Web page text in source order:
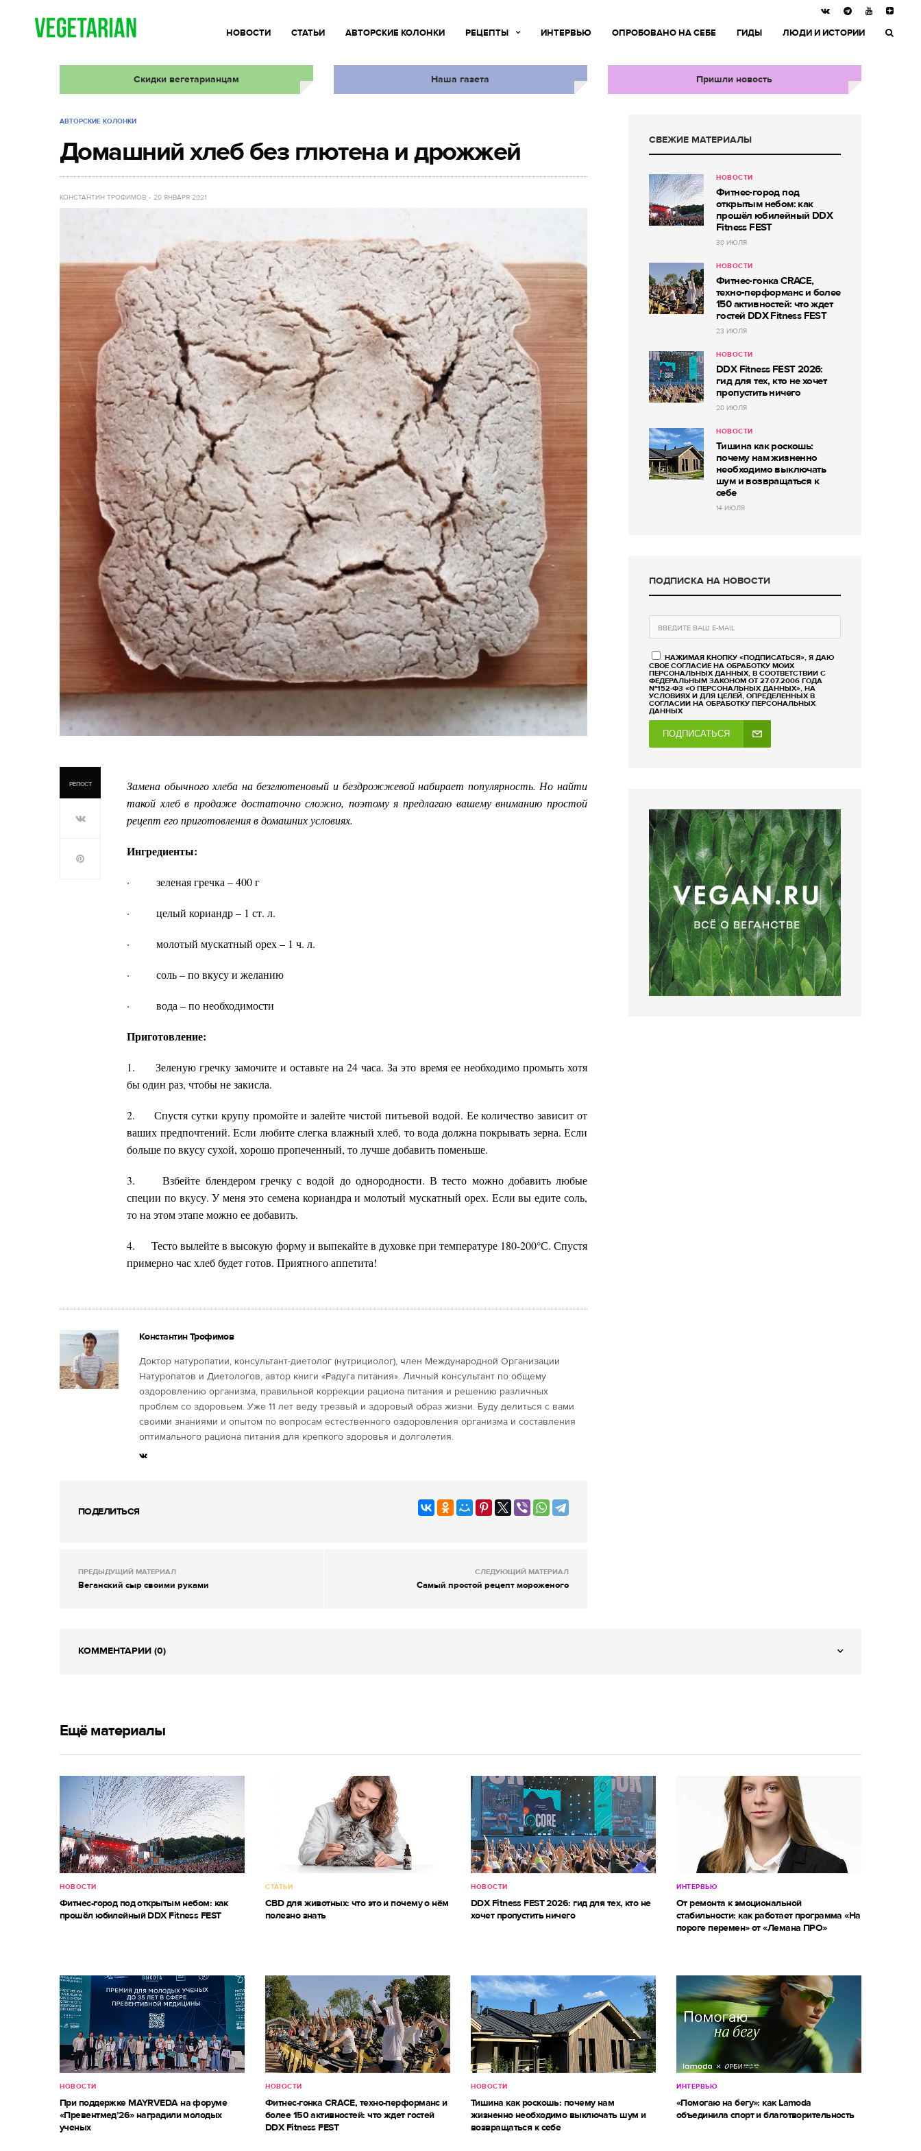
НОВОСТИ СТАТЬИ АВТОРСКИЕ КОЛОНКИ РЕЦЕПТЫ ИНТЕРВЬЮ ОПРОБОВАНО НА СЕБЕ ГИДЫ ЛЮДИ И ИСТОРИИ
Скидки вегетарианцам Наша газета Пришли новость
АВТОРСКИЕ КОЛОНКИ
Домашний хлеб без глютена и дрожжей
КОНСТАНТИН ТРОФИМОВ 20 ЯНВАРЯ 2021
РЕПОСТ
Замена обычного хлеба на безглютеновый и бездрожжевой набирает популярность. Но найти
такой хлеб в продаже достаточно сложно, поэтому я предлагаю вашему вниманию простой
рецепт его приготовления в домашних условиях.
Ингредиенты:
· зеленая гречка – 400 г
· целый кориандр – 1 ст. л.
· молотый мускатный орех – 1 ч. л.
· соль – по вкусу и желанию
· вода – по необходимости
Приготовление:
1. Зеленую гречку замочите и оставьте на 24 часа. За это время ее необходимо промыть хотя
бы один раз, чтобы не закисла.
2.Спустя сутки крупу промойте и залейте чистой питьевой водой. Ее количество зависит от
ваших предпочтений. Если любите слегка влажный хлеб, то вода должна покрывать зерна. Если
больше по вкусу сухой, хорошо пропеченный, то лучше добавить поменьше.
3.Взбейте блендером гречку с водой до однородности. В тесто можно добавить любые
специи по вкусу. У меня это семена кориандра и молотый мускатный орех. Если вы едите соль,
то на этом этапе можно ее добавить.
4.Тесто вылейте в высокую форму и выпекайте в духовке при температуре 180-200°С. Спустя
примерно час хлеб будет готов. Приятного аппетита!
Константин Трофимов
Доктор натуропатии, консультант-диетолог (нутрициолог), член Международной Организации
Натуропатов и Диетологов, автор книги «Радуга питания». Личный консультант по общему
оздоровлению организма, правильной коррекции рациона питания и решению различных
проблем со здоровьем. Уже 11 лет веду трезвый и здоровый образ жизни. Буду делиться с вами
своими знаниями и опытом по вопросам естественного оздоровления организма и составления
оптимального рациона питания для крепкого здоровья и долголетия.
ПОДЕЛИТЬСЯ
ПРЕДЫДУЩИЙ МАТЕРИАЛ
Веганский сыр своими руками
СЛЕДУЮЩИЙ МАТЕРИАЛ
Самый простой рецепт мороженого
СВЕЖИЕ МАТЕРИАЛЫ
НОВОСТИ
Фитнес-город под
открытым небом: как
прошёл юбилейный DDX
Fitness FEST
30 ИЮЛЯ
НОВОСТИ
Фитнес-гонка CRACE,
техно-перформанс и более
150 активностей: что ждет
гостей DDX Fitness FEST
23 ИЮЛЯ
НОВОСТИ
DDX Fitness FEST 2026:
гид для тех, кто не хочет
пропустить ничего
20 ИЮЛЯ
НОВОСТИ
Тишина как роскошь:
почему нам жизненно
необходимо выключать
шум и возвращаться к
себе
14 ИЮЛЯ
ПОДПИСКА НА НОВОСТИ
НАЖИМАЯ КНОПКУ «ПОДПИСАТЬСЯ», Я ДАЮ
СВОЕ СОГЛАСИЕ НА ОБРАБОТКУ МОИХ
ПЕРСОНАЛЬНЫХ ДАННЫХ, В СООТВЕТСТВИИ С
ФЕДЕРАЛЬНЫМ ЗАКОНОМ ОТ 27.07.2006 ГОДА
№152-ФЗ «О ПЕРСОНАЛЬНЫХ ДАННЫХ», НА
УСЛОВИЯХ И ДЛЯ ЦЕЛЕЙ, ОПРЕДЕЛЕННЫХ В
СОГЛАСИИ НА ОБРАБОТКУ ПЕРСОНАЛЬНЫХ
ДАННЫХ
ПОДПИСАТЬСЯ
КОММЕНТАРИИ (0)
Ещё материалы
НОВОСТИ
Фитнес-город под открытым небом: как
прошёл юбилейный DDX Fitness FEST
СТАТЬИ
CBD для животных: что это и почему о нём
полезно знать
НОВОСТИ
DDX Fitness FEST 2026: гид для тех, кто не
хочет пропустить ничего
ИНТЕРВЬЮ
От ремонта к эмоциональной
стабильности: как работает программа «На
пороге перемен» от «Лемана ПРО»
НОВОСТИ
При поддержке MAYRVEDA на форуме
«Превентмед’26» наградили молодых
ученых
НОВОСТИ
Фитнес-гонка CRACE, техно-перформанс и
более 150 активностей: что ждет гостей
DDX Fitness FEST
НОВОСТИ
Тишина как роскошь: почему нам
жизненно необходимо выключать шум и
возвращаться к себе
ИНТЕРВЬЮ
«Помогаю на бегу»: как Lamoda
объединила спорт и благотворительность